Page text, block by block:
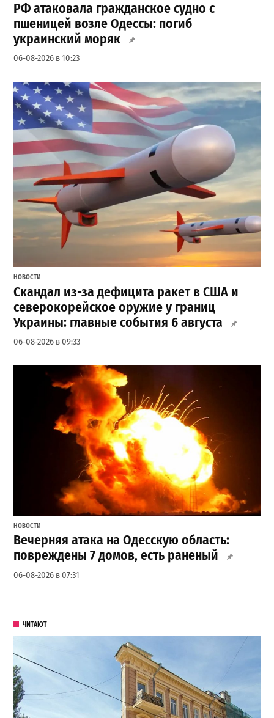
РФ атаковала гражданское судно с
пшеницей возле Одессы: погиб
украинский моряк
06-08-2026 в 10:23
НОВОСТИ
Скандал из-за дефицита ракет в США и
северокорейское оружие у границ
Украины: главные события 6 августа
06-08-2026 в 09:33
НОВОСТИ
Вечерняя атака на Одесскую область:
повреждены 7 домов, есть раненый
06-08-2026 в 07:31
ЧИТАЮТ